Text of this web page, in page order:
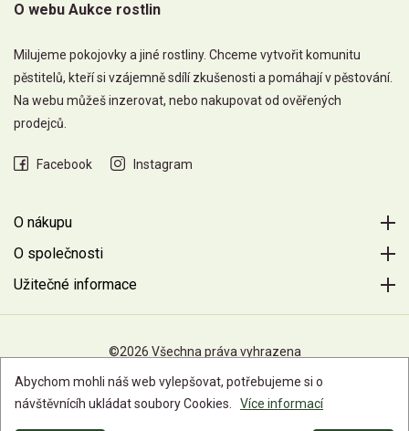
O webu Aukce rostlin
Milujeme pokojovky a jiné rostliny. Chceme vytvořit komunitu
pěstitelů, kteří si vzájemně sdílí zkušenosti a pomáhají v pěstování.
Na webu můžeš inzerovat, nebo nakupovat od ověřených
prodejců.
Facebook Instagram
O nákupu
O společnosti
Užitečné informace
©2026 Všechna práva vyhrazena
Abychom mohli náš web vylepšovat, potřebujeme si o
návštěvnícíh ukládat soubory Cookies.
Více informací